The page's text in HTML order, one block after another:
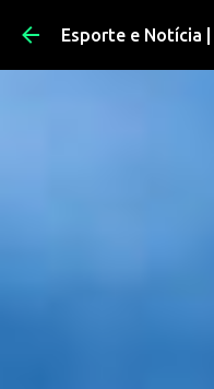
Pular para
Esporte e Notícia